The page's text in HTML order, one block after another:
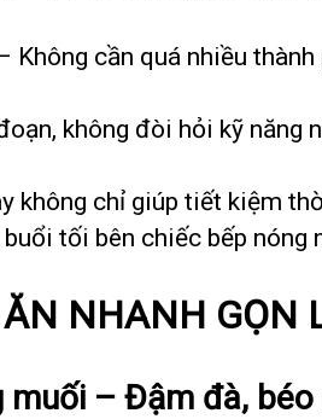
Không cần quá nhiều
không đòi hỏi kỹ năng
không chỉ giúp tiết kiệm
tối bên chiếc bếp nóng
NHANH GỌN
– Đậm đà, béo